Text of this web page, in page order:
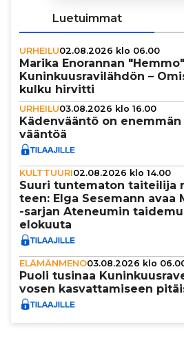
Luetuimmat
URHEILU02.08.2026 klo 06.00
Marika Enorannan
Kunin­kuus­ra­vi­läh­dön –
kulku hirvitti
URHEILU03.08.2026 klo 16.00
Käden­vääntö on
vääntöä
KULTTUURI02.08.2026 klo 14.00
Suuri tun­te­ma­ton tai­tei­lija
teen: Elga Sesemann avaa
-sarjan Ateneumin
elokuuta
ELÄMÄNMENO03.08.2026 klo
Puoli tusinaa
vo­sen kas­vat­ta­mi­seen